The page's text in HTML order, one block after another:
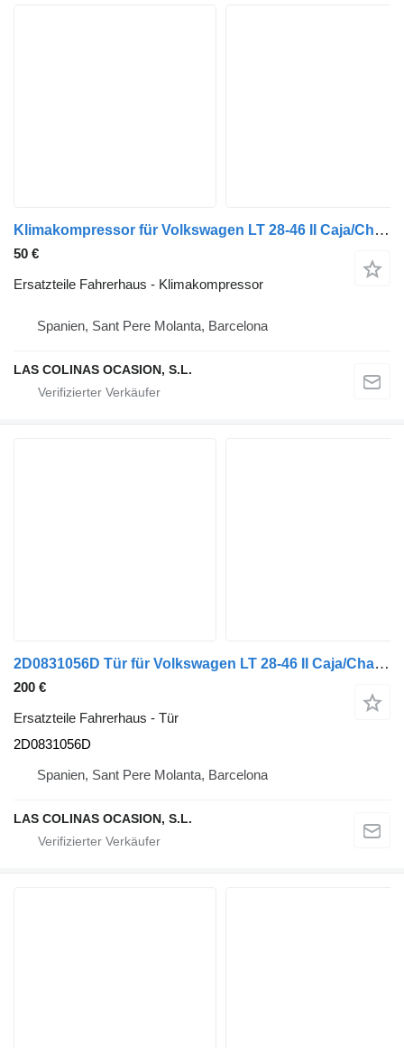
Klimakompressor für Volkswagen LT 28-46 II Caja/Chasis (2DX0FE) LKW
50 €
Ersatzteile Fahrerhaus - Klimakompressor
Spanien, Sant Pere Molanta, Barcelona
LAS COLINAS OCASION, S.L.
2D0831056D Tür für Volkswagen LT 28-46 II Caja/Chasis (2DX0FE) LKW
200 €
Ersatzteile Fahrerhaus - Tür
2D0831056D
Spanien, Sant Pere Molanta, Barcelona
LAS COLINAS OCASION, S.L.